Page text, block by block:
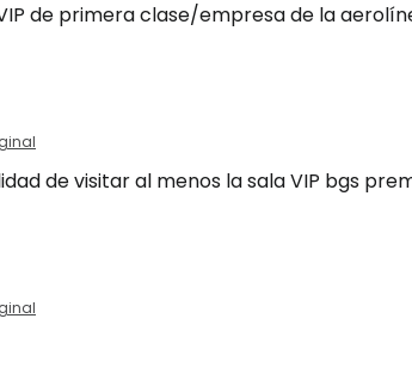
de primera clase/empresa de la
de visitar al menos la sala VIP bgs